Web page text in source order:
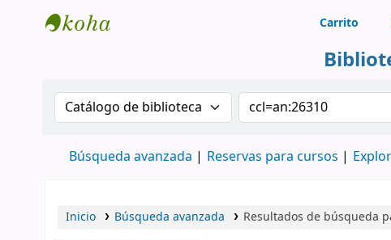
Biblioteca Rafael Escandón Hernández
Carrito
Buscar en el catálogo por:Buscar en el catálogo
Búsqueda avanzada Reservas para cursos
Inicio Búsqueda avanzada Resultados de búsqueda